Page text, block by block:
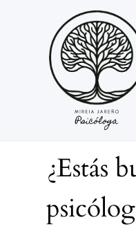
¿Estás